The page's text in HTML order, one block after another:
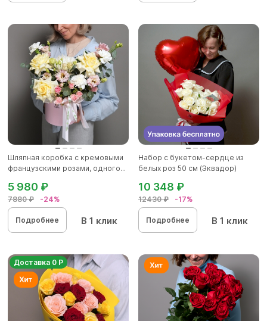
Шляпная коробка с кремовыми
французскими розами, одного...
7880 ₽ -24%
5 980 ₽
Подробнее В 1 клик
Набор с букетом-сердце из
белых роз 50 см (Эквадор)
12430 ₽ -17%
10 348 ₽
Подробнее В 1 клик
Доставка 0 Р